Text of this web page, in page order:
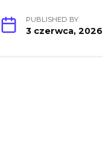
PUBLISHED BY
3 czerwca, 2026